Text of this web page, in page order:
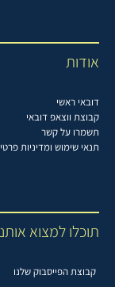
אודות
דובאי ראשי
קבוצת ווצאפ דובאי
תשמרו על קשר
תנאי שימוש ומדיניות
תוכלו למצוא
קבוצת הפייסבוק שלנו